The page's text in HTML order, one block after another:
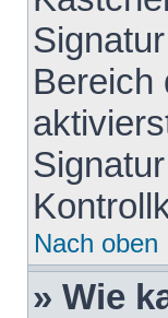
Bereich
Nach oben
» Wie